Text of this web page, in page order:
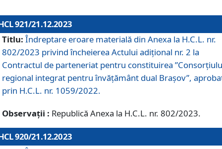
921/21.12.2023
Titlu: Îndreptare eroare materială din Anexa la H.C.L. nr.
802/2023 privind încheierea Actului adițional nr. 2 la
Contractul de parteneriat pentru constituirea
regional integrat pentru învățământ dual Brașov”,
prin H.C.L. nr. 1059/2022.
Observații : Republică Anexa la H.C.L. nr. 802/2023.
920/21.12.2023